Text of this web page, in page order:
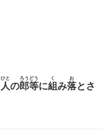
人
ひと
の郎等
ろうどう
に組
く
み落
お
とさ